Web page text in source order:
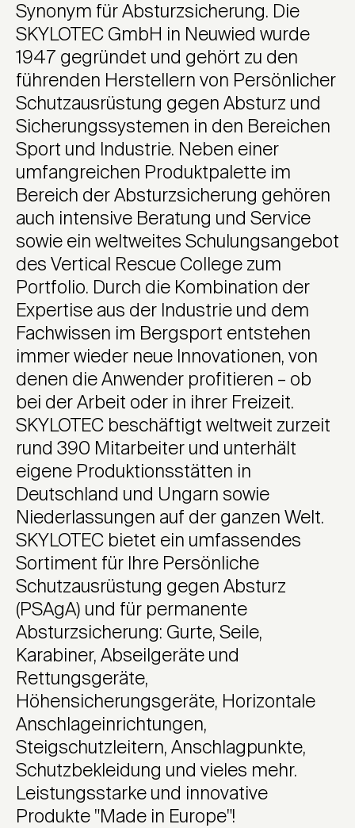
Synonym für Absturzsicherung. Die
SKYLOTEC GmbH in Neuwied wurde
1947 gegründet und gehört zu den
führenden Herstellern von Persönlicher
Schutzausrüstung gegen Absturz und
Sicherungssystemen in den Bereichen
Sport und Industrie. Neben einer
umfangreichen Produktpalette im
Bereich der Absturzsicherung gehören
auch intensive Beratung und Service
sowie ein weltweites Schulungsangebot
des Vertical Rescue College zum
Portfolio. Durch die Kombination der
Expertise aus der Industrie und dem
Fachwissen im Bergsport entstehen
immer wieder neue Innovationen, von
denen die Anwender profitieren – ob
bei der Arbeit oder in ihrer Freizeit.
SKYLOTEC beschäftigt weltweit zurzeit
rund 390 Mitarbeiter und unterhält
eigene Produktionsstätten in
Deutschland und Ungarn sowie
Niederlassungen auf der ganzen Welt.
SKYLOTEC bietet ein umfassendes
Sortiment für Ihre Persönliche
Schutzausrüstung gegen Absturz
(PSAgA) und für permanente
Absturzsicherung: Gurte, Seile,
Karabiner, Abseilgeräte und
Rettungsgeräte,
Höhensicherungsgeräte, Horizontale
Anschlageinrichtungen,
Steigschutzleitern, Anschlagpunkte,
Schutzbekleidung und vieles mehr.
Leistungsstarke und innovative
Produkte "Made in Europe"!